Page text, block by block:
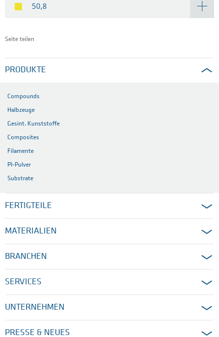
50,8
Seite teilen
PRODUKTE
Compounds
Halbzeuge
Gesint. Kunststoffe
Composites
Filamente
PI-Pulver
Substrate
FERTIGTEILE
MATERIALIEN
BRANCHEN
SERVICES
UNTERNEHMEN
PRESSE & NEUES